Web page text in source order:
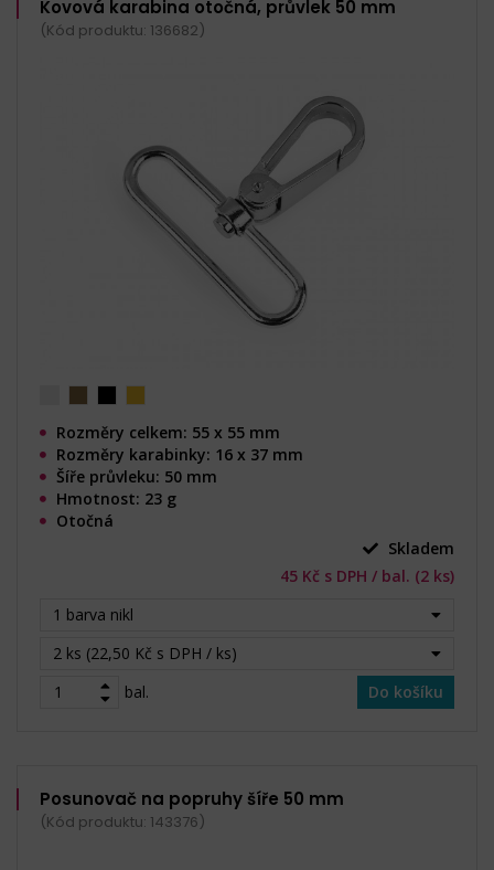
Kovová karabina otočná, průvlek 50 mm
(Kód produktu: 136682)
Rozměry celkem: 55 x 55 mm
Rozměry karabinky: 16 x 37 mm
Šíře průvleku: 50 mm
Hmotnost: 23 g
Otočná
Skladem
45 Kč s DPH / bal. (2 ks)
1 barva nikl
2 ks (22,50 Kč s DPH / ks)
bal.
Do košíku
Posunovač na popruhy šíře 50 mm
(Kód produktu: 143376)